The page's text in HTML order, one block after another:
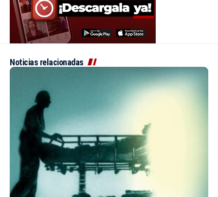
Noticias relacionadas